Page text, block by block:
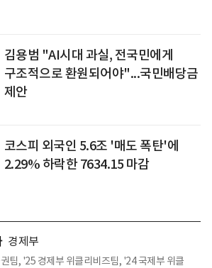
김용범 "AI시대 과실, 전국민에게
구조적으로 환원되어야"...국민배당금
제안
코스피 외국인 5.6조 '매도 폭탄'에
2.29% 하락한 7634.15 마감
경제부
팀, '25 경제부 위클리비즈팀, '24 국제부 위클